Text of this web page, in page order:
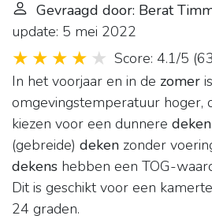
Gevraagd door: Berat
update: 5 mei 2022
Score: 4.1/5 (
In het voorjaar en in de zomer
omgevingstemperatuur hoger,
kiezen voor een dunnere deken
(gebreide) deken zonder
dekens hebben een TOG-
Dit is geschikt voor een
24 graden.